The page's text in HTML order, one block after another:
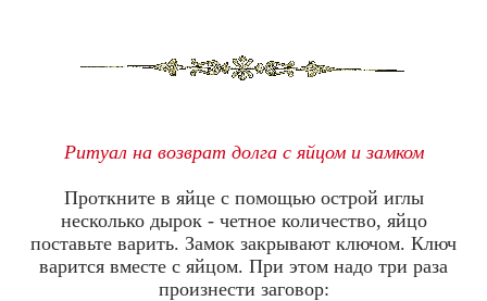
Ритуал на возврат долга с яйцом и замком
Проткните в яйце с помощью острой иглы
несколько дырок - четное количество, яйцо
поставьте варить. Замок закрывают ключом. Ключ
варится вместе с яйцом. При этом надо три раза
произнести заговор: